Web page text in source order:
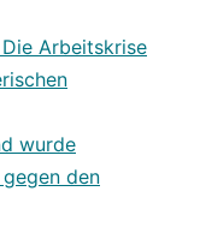
Arbeitskrise
wurde
den